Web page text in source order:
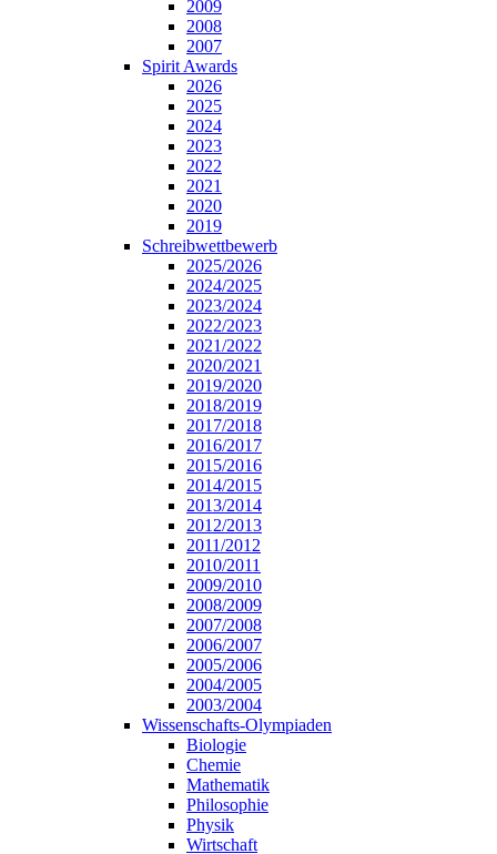
2009
2008
2007
Spirit Awards
2026
2025
2024
2023
2022
2021
2020
2019
Schreibwettbewerb
2025/2026
2024/2025
2023/2024
2022/2023
2021/2022
2020/2021
2019/2020
2018/2019
2017/2018
2016/2017
2015/2016
2014/2015
2013/2014
2012/2013
2011/2012
2010/2011
2009/2010
2008/2009
2007/2008
2006/2007
2005/2006
2004/2005
2003/2004
Wissenschafts-Olympiaden
Biologie
Chemie
Mathematik
Philosophie
Physik
Wirtschaft